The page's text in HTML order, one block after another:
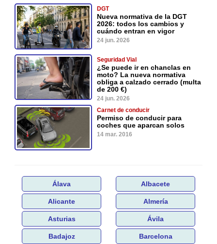
DGT
Nueva normativa de la DGT
2026: todos los cambios y
cuándo entran en vigor
24 jun. 2026
Seguridad Vial
¿Se puede ir en chanclas en
moto? La nueva normativa
obliga a calzado cerrado (multa
de 200 €)
24 jun. 2026
Carnet de conducir
Permiso de conducir para
coches que aparcan solos
14 mar. 2016
Álava Albacete
Alicante Almería
Asturias Ávila
Badajoz Barcelona